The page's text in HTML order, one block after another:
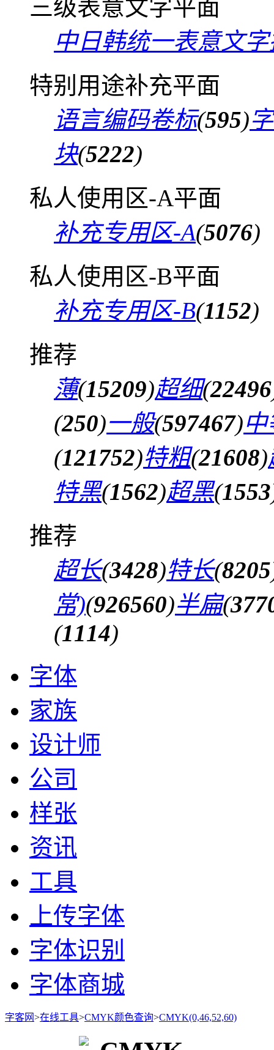
三级表意文字平面
中日韩统一表意文
特别用途补充平面
语言编码卷标(595)
块(5222)
私人使用区-A平面
补充专用区-A(5076)
私人使用区-B平面
补充专用区-B(1152)
推荐
薄(15209)超细(22496
(250)一般(597467)
(121752)特粗(21608)
特黑(1562)超黑(1553
推荐
超长(3428)特长(8205
常)(926560)半扁(
(1114)
字体
家族
设计师
公司
样张
资讯
工具
上传字体
字体识别
字体商城
字客网>在线工具>CMYK颜色查询>CMYK(0,46,52,60)